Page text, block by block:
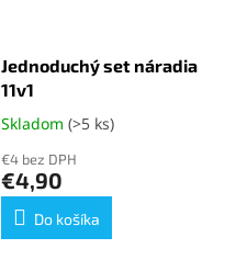
Jednoduchý set náradia
11v1
Priemerné
produktu
je
5,0
Skladom (>5 ks)
€4 bez DPH
€4,90
Do košíka